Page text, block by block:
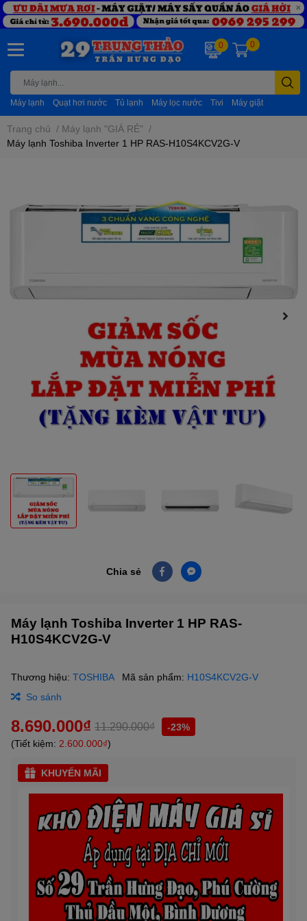
Máy lạnh Quạt hơi nước Tủ lạnh Máy lọc nước Tivi Máy giặt
0 0
Trang chủ / Máy lạnh "GIÁ RẺ" /
Máy lạnh Toshiba Inverter 1 HP RAS-H10S4KCV2G-V
Chia sẻ
Máy lạnh Toshiba Inverter 1 HP RAS-
H10S4KCV2G-V
Thương hiệu: TOSHIBA Mã sản phẩm: H10S4KCV2G-V
So sánh
8.690.000₫ 11.290.000₫
-23%
(Tiết kiệm: 2.600.000₫)
KHUYẾN MÃI